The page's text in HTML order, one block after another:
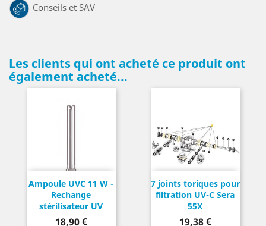
Conseils et SAV
Les clients qui ont acheté ce produit ont
également acheté...
Ampoule UVC 11 W -
Rechange
stérilisateur UV
Prix
18,90 €
7 joints toriques pour
filtration UV-C Sera
55X
Prix
19,38 €